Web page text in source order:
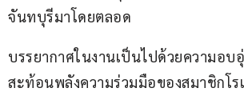
จันทบุรีมาโดยตลอด
บรรยากาศในงานเป็นไปด้วยความอบ
สะท้อนพลังความร่วมมือของสมาชิกโร